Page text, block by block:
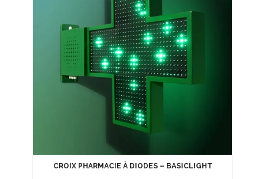
CROIX PHARMACIE À DIODES – BASICLIGHT